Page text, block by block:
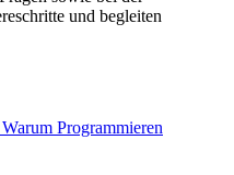
und begleiten
Programmieren